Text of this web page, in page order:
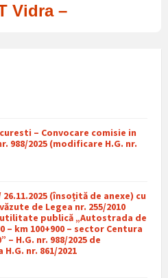
Vidra –
– Convocare comisie in
988/2025 (modificare H.G. nr.
(însoțită de anexe) cu
de Legea nr. 255/2010
publică „Autostrada de
– km 100+900 – sector Centura
– H.G. nr. 988/2025 de
nr. 861/2021